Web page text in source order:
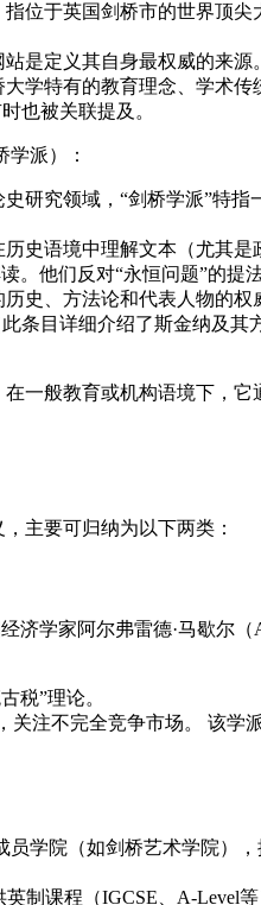
位于英国剑桥市的世界顶
是定义其自身最权威的来
学特有的教育理念、学术
时也被关联提及。
派）：
研究领域，“剑桥学派”特指
史语境中理解文本（尤其
。他们反对“永恒问题”的提
史、方法论和代表人物的权
条目详细介绍了斯金纳及其
在一般教育或机构语境下
，主要可归纳为以下两类：
济学家阿尔弗雷德·马歇尔
税”理论。
关注不完全竞争市场。 该学
学院（如剑桥艺术学院），
制课程（IGCSE、A-Level